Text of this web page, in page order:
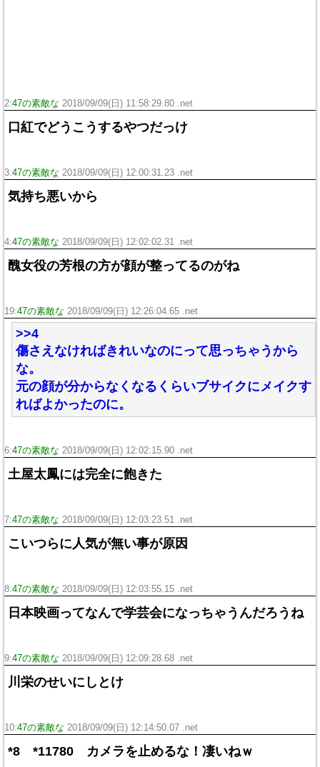
2:47の素敵な 2018/09/09(日) 11:58:29.80 .net
口紅でどうこうするやつだっけ
3:47の素敵な 2018/09/09(日) 12:00:31.23 .net
気持ち悪いから
4:47の素敵な 2018/09/09(日) 12:02:02.31 .net
醜女役の芳根の方が顔が整ってるのがね
19:47の素敵な 2018/09/09(日) 12:26:04.65 .net
>>4
傷さえなければきれいなのにって思っちゃうから
な。
元の顔が分からなくなるくらいブサイクにメイクす
ればよかったのに。
6:47の素敵な 2018/09/09(日) 12:02:15.90 .net
土屋太鳳には完全に飽きた
7:47の素敵な 2018/09/09(日) 12:03:23.51 .net
こいつらに人気が無い事が原因
8:47の素敵な 2018/09/09(日) 12:03:55.15 .net
日本映画ってなんで学芸会になっちゃうんだろうね
9:47の素敵な 2018/09/09(日) 12:09:28.68 .net
川栄のせいにしとけ
10:47の素敵な 2018/09/09(日) 12:14:50.07 .net
*8 *11780 カメラを止めるな！凄いねｗ